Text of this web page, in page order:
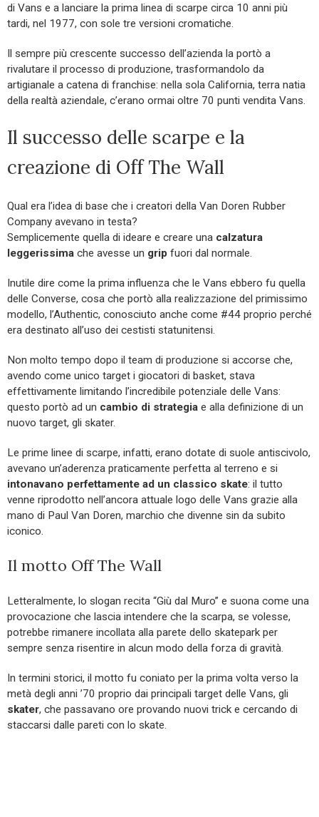
di Vans e a lanciare la prima linea di scarpe circa 10 anni più
tardi, nel 1977, con sole tre versioni cromatiche.
Il sempre più crescente successo dell’azienda la portò a
rivalutare il processo di produzione, trasformandolo da
artigianale a catena di franchise: nella sola California, terra natia
della realtà aziendale, c’erano ormai oltre 70 punti vendita Vans.
Il successo delle scarpe e la
creazione di Off The Wall
Qual era l’idea di base che i creatori della Van Doren Rubber
Company avevano in testa?
Semplicemente quella di ideare e creare una calzatura
leggerissima che avesse un grip fuori dal normale.
Inutile dire come la prima influenza che le Vans ebbero fu quella
delle Converse, cosa che portò alla realizzazione del primissimo
modello, l’Authentic, conosciuto anche come #44 proprio perché
era destinato all’uso dei cestisti statunitensi.
Non molto tempo dopo il team di produzione si accorse che,
avendo come unico target i giocatori di basket, stava
effettivamente limitando l’incredibile potenziale delle Vans:
questo portò ad un cambio di strategia e alla definizione di un
nuovo target, gli skater.
Le prime linee di scarpe, infatti, erano dotate di suole antiscivolo,
avevano un’aderenza praticamente perfetta al terreno e si
intonavano perfettamente ad un classico skate: il tutto
venne riprodotto nell’ancora attuale logo delle Vans grazie alla
mano di Paul Van Doren, marchio che divenne sin da subito
iconico.
Il motto Off The Wall
Letteralmente, lo slogan recita “Giù dal Muro” e suona come una
provocazione che lascia intendere che la scarpa, se volesse,
potrebbe rimanere incollata alla parete dello skatepark per
sempre senza risentire in alcun modo della forza di gravità.
In termini storici, il motto fu coniato per la prima volta verso la
metà degli anni ’70 proprio dai principali target delle Vans, gli
skater, che passavano ore provando nuovi trick e cercando di
staccarsi dalle pareti con lo skate.